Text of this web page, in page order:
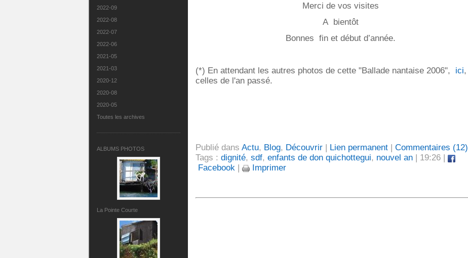
2022-09
2022-08
2022-07
2022-06
2021-05
2021-03
2020-12
2020-08
2020-05
Toutes les archives
ALBUMS PHOTOS
La Pointe Courte
Merci de vos visites
A bientôt
Bonnes fin et début d’année.
(*) En attendant les autres photos de cette "Ballade nantaise 2006", ici,
celles de l'an passé.
Publié dans Actu, Blog, Découvrir Lien permanent Commentaires (12)
Tags : dignité, sdf, enfants de don quichottegui, nouvel an | 19:26 |
Facebook
Imprimer